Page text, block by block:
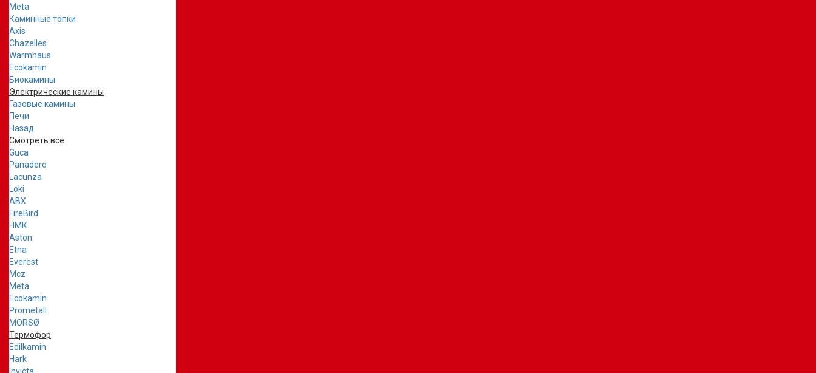
Meta
Каминные топки
Axis
Chazelles
Warmhaus
Ecokamin
Биокамины
Электрические камины
Газовые камины
Печи
Назад
Смотреть все
Guca
Panadero
Lacunza
Loki
ABX
FireBird
НМК
Aston
Etna
Everest
Mcz
Meta
Ecokamin
Prometall
MORSØ
Термофор
Edilkamin
Hark